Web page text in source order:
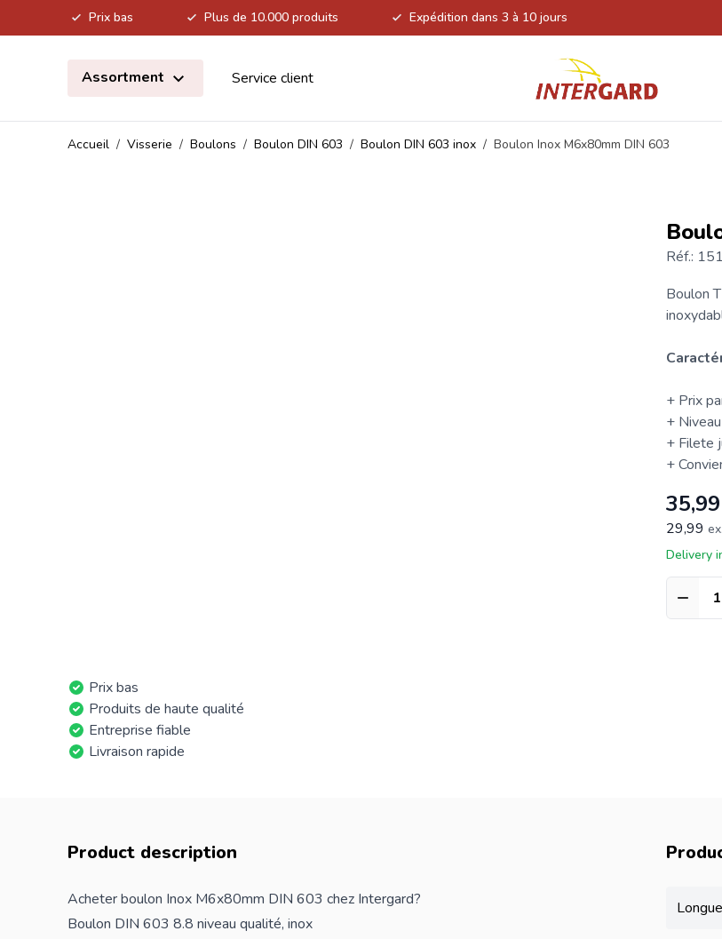
Prix bas Plus de 10.000 produits Expédition dans 3 à 10 jours
Assortment
Service client
Accueil / Visserie / Boulons / Boulon DIN 603 / Boulon DIN 603 inox / Boulon Inox M6x80mm DIN 603
Prix bas
Produits de haute qualité
Entreprise fiable
Livraison rapide
Réf.:
Boulon
+ Prix
+
+ Filete
+
35,99
29,99
Delivery
Quantité
Product description
Acheter boulon Inox M6x80mm DIN 603 chez Intergard?
Boulon DIN 603 8.8 niveau qualité, inox